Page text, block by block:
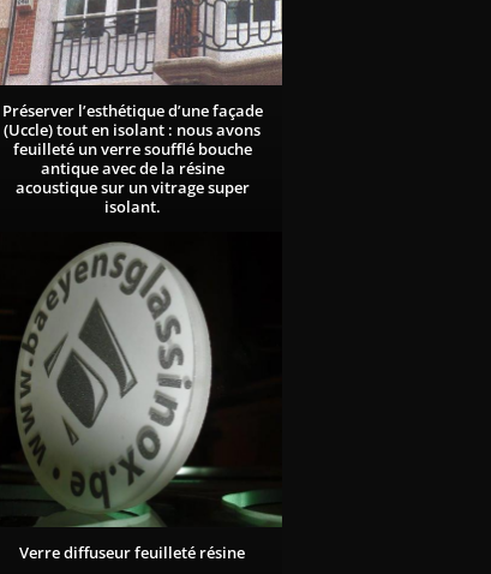
Préserver l’esthétique d’une façade
(Uccle) tout en isolant : nous avons
feuilleté un verre soufflé bouche
antique avec de la résine
acoustique sur un vitrage super
isolant.
Verre diffuseur feuilleté résine